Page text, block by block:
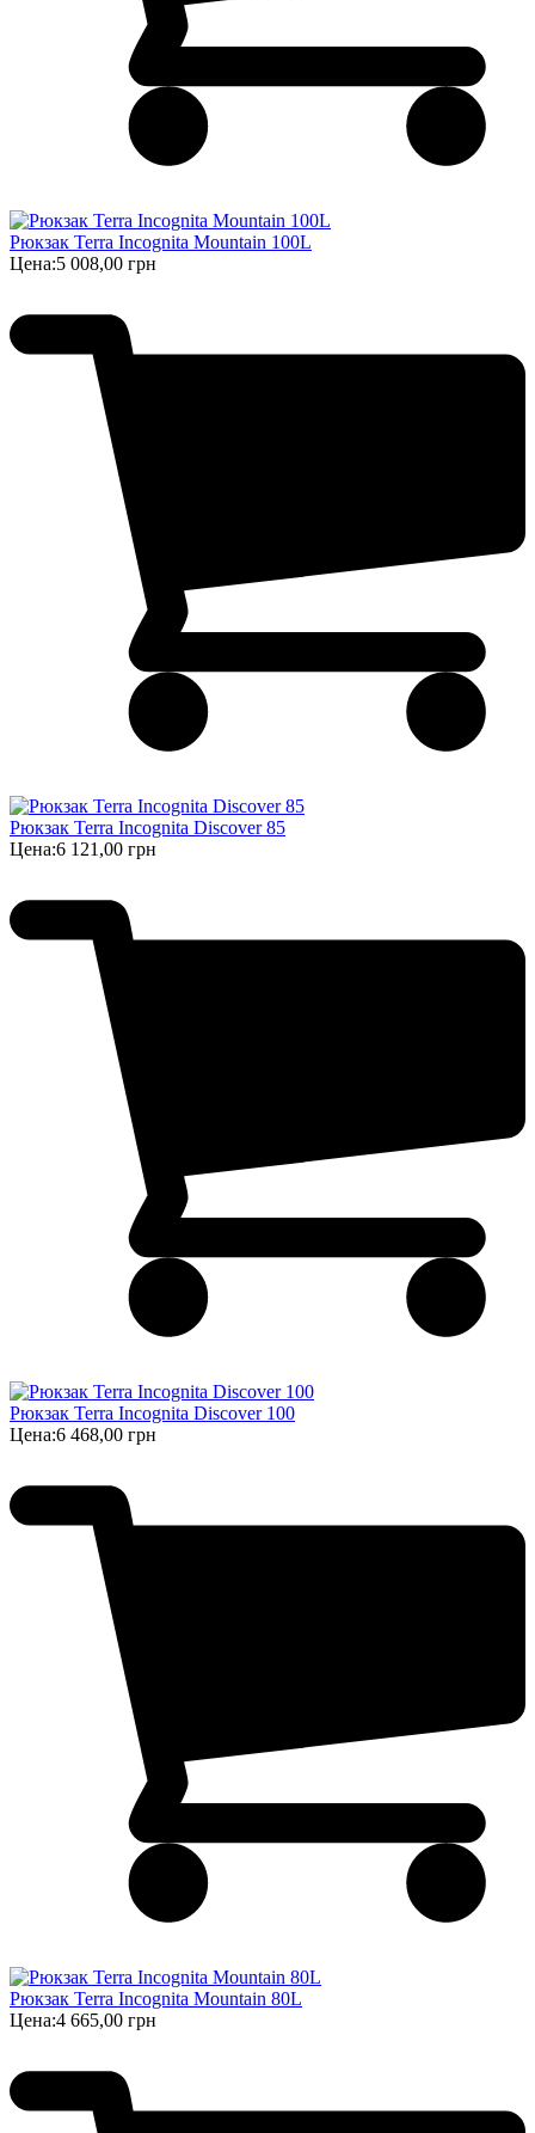
Рюкзак Terra Incognita Mountain 100L
Цена:5 008,00 грн
Рюкзак Terra Incognita Discover 85
Цена:6 121,00 грн
Рюкзак Terra Incognita Discover 100
Цена:6 468,00 грн
Рюкзак Terra Incognita Mountain 80L
Цена:4 665,00 грн